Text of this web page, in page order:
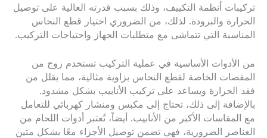
تركيبات أنظمة التكييف، وذلك بسبب قدرته العالية على توصيل
الحرارة والبرودة. لذلك، من الضروري اختيار قطع النحاس
المناسبة التي تتماشى مع متطلبات الجهاز واحتياجات التركيب.
من الأدوات الأساسية في عملية التركيب تستخدم زوج من
المقصات الخاصة لقطع النحاس بزاوية مثالية، مما يقلل من
فقد الحرارة ويساعد على تركيب الأنابيب بشكل مشدود.
بالإضافة إلى ذلك، تحتاج إلى مكبس ومنشار كهربائي للتعامل
مع المقاسات الأكبر من الأنابيب. أيضاً، تُعتبر أدوات اللحام من
العناصر الضرورية، فهي تضمن توصيل الأجزاء معًا بشكل متين